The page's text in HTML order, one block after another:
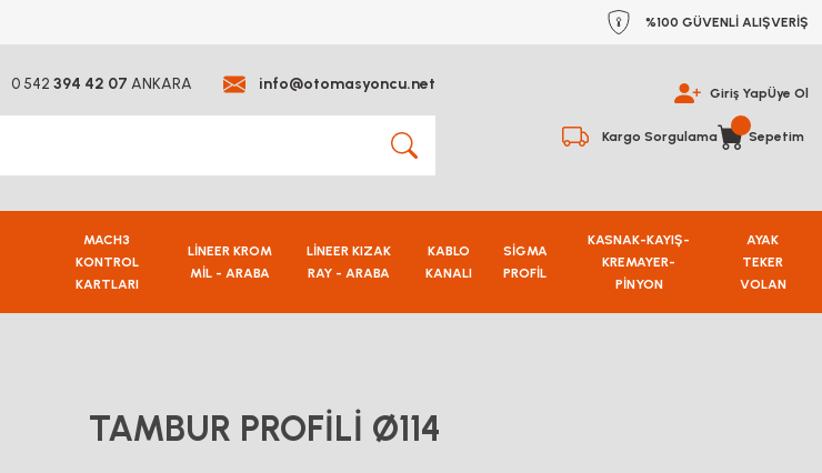
%100 GÜVENLİ ALIŞVERİŞ
0 542 394 42 07 ANKARA info@otomasyoncu.net Giriş YapÜye Ol
Kargo Sorgulama Sepetim
MACH3
KONTROL
KARTLARI
LİNEER KROM
MİL - ARABA
LİNEER KIZAK
RAY - ARABA
KABLO
KANALI
SİGMA
PROFİL
KASNAK-KAYIŞ-
KREMAYER-
PİNYON
AYAK
TEKER
VOLAN
TAMBUR PROFİLİ Ø114